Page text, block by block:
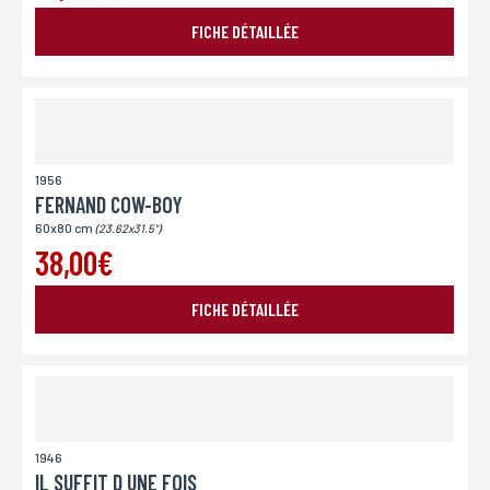
FICHE DÉTAILLÉE
1956
FERNAND COW-BOY
60x80 cm (23.62x31.5")
38,00€
FICHE DÉTAILLÉE
1946
IL SUFFIT D UNE FOIS